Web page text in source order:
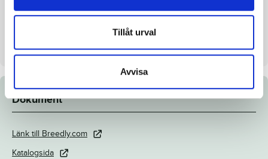
Tillåt urval
Avvisa
Menhammar Stuteri AB
Garandeau, Yvonnick &
Dokument
Länk till Breedly.com
Katalogsida